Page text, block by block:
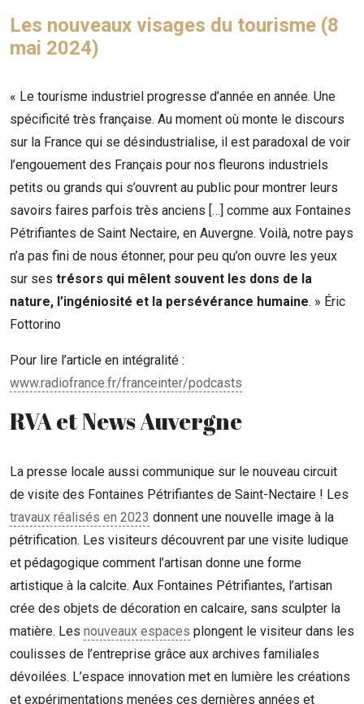
Les nouveaux visages du tourisme (8
mai 2024)
« Le tourisme industriel progresse d’année en année. Une
spécificité très française. Au moment où monte le discours
sur la France qui se désindustrialise, il est paradoxal de voir
l’engouement des Français pour nos fleurons industriels
petits ou grands qui s’ouvrent au public pour montrer leurs
savoirs faires parfois très anciens […] comme aux Fontaines
Pétrifiantes de Saint Nectaire, en Auvergne. Voilà, notre pays
n’a pas fini de nous étonner, pour peu qu’on ouvre les yeux
sur ses trésors qui mêlent souvent les dons de la
nature, l’ingéniosité et la persévérance humaine. » Éric
Fottorino
Pour lire l’article en intégralité :
www.radiofrance.fr/franceinter/podcasts
RVA et News Auvergne
La presse locale aussi communique sur le nouveau circuit
de visite des Fontaines Pétrifiantes de Saint-Nectaire ! Les
travaux réalisés en 2023 donnent une nouvelle image à la
pétrification. Les visiteurs découvrent par une visite ludique
et pédagogique comment l’artisan donne une forme
artistique à la calcite. Aux Fontaines Pétrifiantes, l’artisan
crée des objets de décoration en calcaire, sans sculpter la
matière. Les nouveaux espaces plongent le visiteur dans les
coulisses de l’entreprise grâce aux archives familiales
dévoilées. L’espace innovation met en lumière les créations
et expérimentations menées ces dernières années et